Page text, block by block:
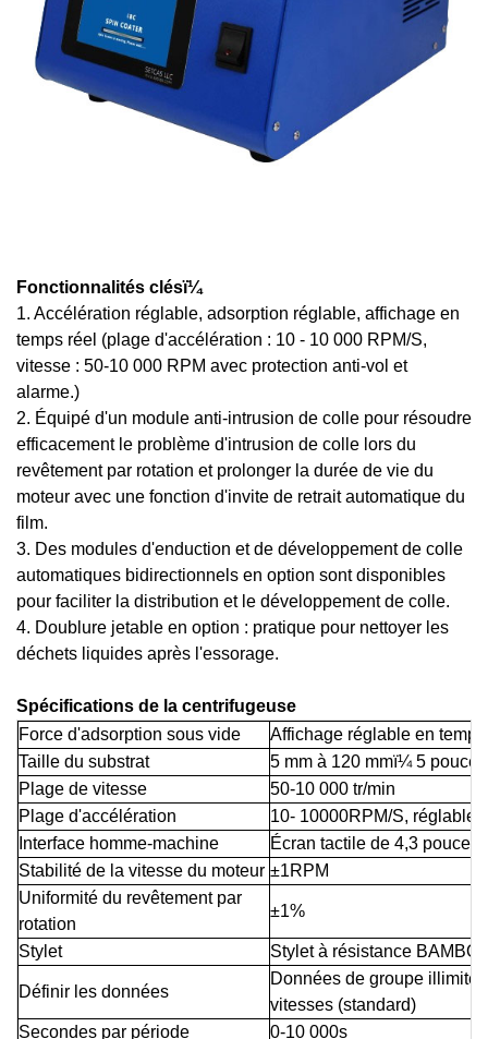
Fonctionnalités clésï¼
1. Accélération réglable, adsorption réglable, affichage en
temps réel (plage d'accélération : 10 - 10 000 RPM/S,
vitesse : 50-10 000 RPM avec protection anti-vol et
alarme.)
2. Équipé d'un module anti-intrusion de colle pour résoudre
efficacement le problème d'intrusion de colle lors du
revêtement par rotation et prolonger la durée de vie du
moteur avec une fonction d'invite de retrait automatique du
film.
3. Des modules d'enduction et de développement de colle
automatiques bidirectionnels en option sont disponibles
pour faciliter la distribution et le développement de colle.
4. Doublure jetable en option : pratique pour nettoyer les
déchets liquides après l'essorage.
Spécifications de la centrifugeuse
Force d'adsorption sous vide
Affichage réglable en
Taille du substrat
5 mm à 120 mmï¼ 5
Plage de vitesse
50-10 000 tr/min
Plage d'accélération
10- 10000RPM/S, réglable
Interface homme-machine
Écran tactile de 4,3 pouces
Stabilité de la vitesse du moteur ±1RPM
Uniformité du revêtement par
rotation
±1%
Stylet Stylet à résistance
Définir les données
Données de groupe
vitesses (standard)
Secondes par période
0-10 000s